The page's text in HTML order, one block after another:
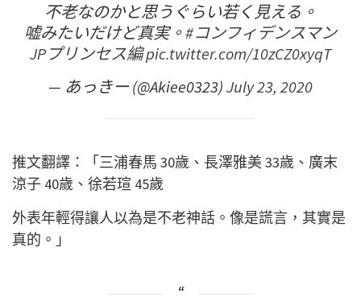
不老なのかと思うぐらい若く見える。
嘘みたいだけど真実。#コンフィデンスマン
JPプリンセス編pic.twitter.com/10zCZ0xyqT
— あっきー (@Akiee0323)July 23, 2020
推文翻譯：「三浦春馬 30歲、長澤雅美 33歲、廣末
涼子 40歲、徐若瑄 45歲
外表年輕得讓人以為是不老神話。像是謊言，其實是
真的。」